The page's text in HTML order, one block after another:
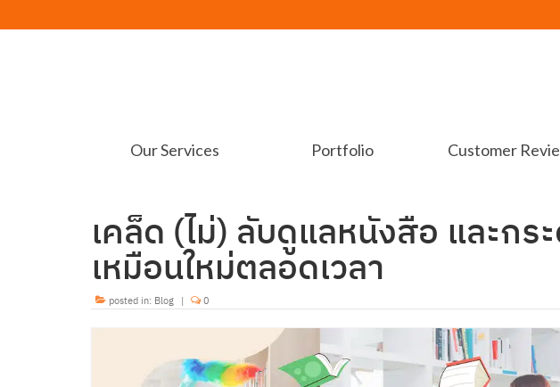
Our Services Portfolio Customer
เคล็ด (ไม่) ลับดูแลหนังสือ และกร
เหมือนใหม่ตลอดเวลา
posted in: Blog | 0